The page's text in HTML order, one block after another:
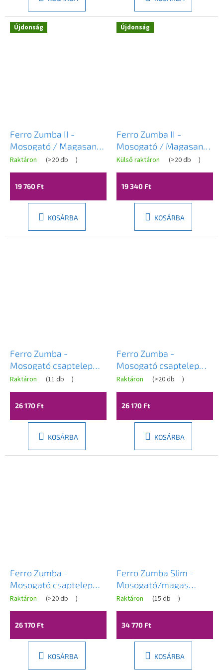
Újdonság
Ferro Zumba II -
Mosogató / Magasan
álló csaptelep
rugalmas karral,
ezüstszürke / króm,
Raktáron (>20 db )
19 760 Ft
KOSÁRBA
Újdonság
Ferro Zumba II -
Mosogató / Magasan
álló csaptelep
rugalmas karral, Bézs /
Króm, BZA42P
Külső raktáron (>20 db )
19 340 Ft
KOSÁRBA
Ferro Zumba -
Mosogató csaptelep
rugalmas karral, zöld /
króm, 70710-0Z
Raktáron (11 db )
26 170 Ft
KOSÁRBA
Ferro Zumba -
Mosogató csaptelep
rugalmas karral, menta
/ króm, 70710-0M
Raktáron (>20 db )
26 170 Ft
KOSÁRBA
Ferro Zumba -
Mosogató csaptelep
rugalmas karral, piros /
króm, 70710-0CV
Raktáron (>20 db )
26 170 Ft
KOSÁRBA
Ferro Zumba Slim -
Mosogató/magas
csaptelep rugalmas
karral és zuhanyzóval,
piros / króm, 70730-
Raktáron (15 db )
34 770 Ft
KOSÁRBA